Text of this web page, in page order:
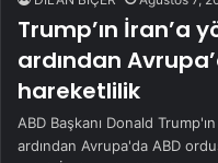
Trump’ın İran’a
ardından
hareketlilik
ABD Başkanı Donald
ardından Avrupa'da ABD